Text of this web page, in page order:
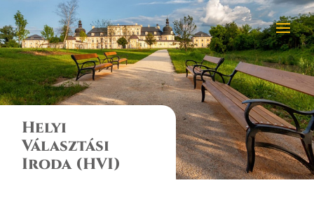
Helyi
Választási
Iroda (HVI)